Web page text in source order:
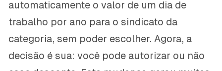
automaticamente o valor de um dia de
trabalho por ano para o sindicato da
categoria, sem poder escolher. Agora, a
decisão é sua: você pode autorizar ou não